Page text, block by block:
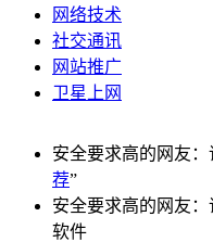
网络技术
社交通讯
网站推广
卫星上网
安全要求高的网友
荐”
安全要求高的网友
软件